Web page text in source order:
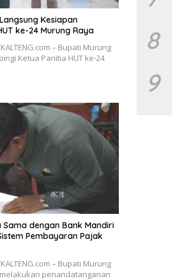
Kesiapan
ke-24 Murung Raya
– Bupati Murung
Ketua Panitia HUT ke-24
Sama dengan Bank Mandiri
Pembayaran Pajak
– Bupati Murung
penandatanganan
8
9